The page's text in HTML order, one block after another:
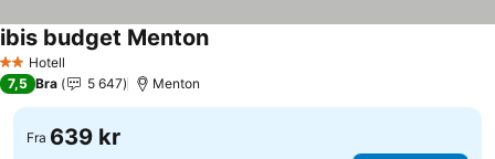
2 Stjerner
Hotell
ibis budget Menton
7,5 Bra 5 647 Menton
Fra 639 kr